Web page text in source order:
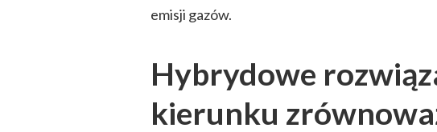
emisji gazów.
Hybrydowe
kierunku